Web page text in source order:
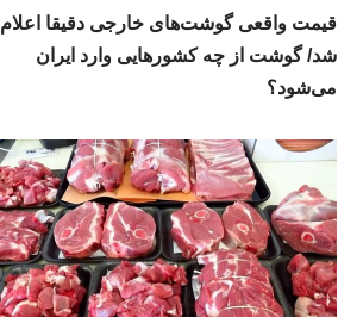
قیمت واقعی گوشت‌های خارجی دقیقا اعلام
شد/ گوشت از چه کشورهایی وارد ایران
می‌شود؟